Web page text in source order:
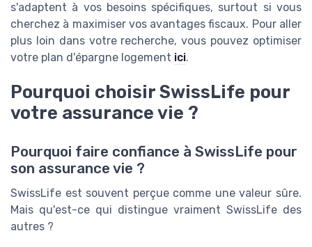
s'adaptent à vos besoins spécifiques, surtout si vous
cherchez à maximiser vos avantages fiscaux. Pour aller
plus loin dans votre recherche, vous pouvez optimiser
votre plan d'épargne logement ici.
Pourquoi choisir SwissLife pour
votre assurance vie ?
Pourquoi faire confiance à SwissLife pour
son assurance vie ?
SwissLife est souvent perçue comme une valeur sûre.
Mais qu'est-ce qui distingue vraiment SwissLife des
autres ?